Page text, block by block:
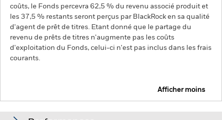
coûts, le Fonds percevra 62,5 % du revenu associé produit et
les 37,5 % restants seront perçus par BlackRock en sa qualité
d'agent de prêt de titres. Etant donné que le partage du
revenu de prêts de titres n'augmente pas les coûts
d'exploitation du Fonds, celui-ci n'est pas inclus dans les frais
courants.
Afficher moins
Absolute Return Fund